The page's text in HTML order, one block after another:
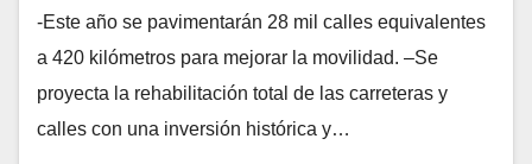
VIALIDADES EN PUEBLA
-Este año se pavimentarán 28 mil calles equivalentes
a 420 kilómetros para mejorar la movilidad. –Se
proyecta la rehabilitación total de las carreteras y
calles con una inversión histórica y…